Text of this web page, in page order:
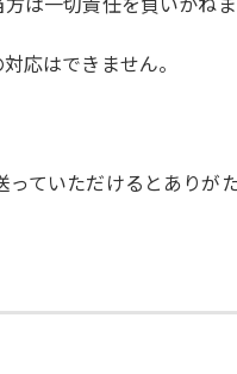
応はできません。
ていただけるとありが